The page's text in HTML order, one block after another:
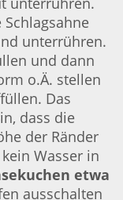
unterrühren.
und dann
o.Ä. stellen
Das
dass die
der Ränder
Wasser in
etwa
ausschalten